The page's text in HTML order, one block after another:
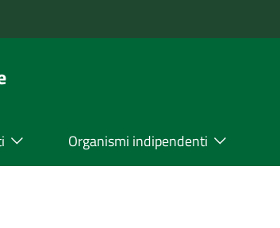
Organismi indipendenti